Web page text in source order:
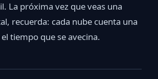
La próxima vez que veas una
recuerda: cada nube cuenta una
tiempo que se avecina.